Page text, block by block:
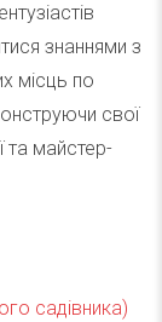
знаннями з
місць по
свої
та майстер-
садівника)